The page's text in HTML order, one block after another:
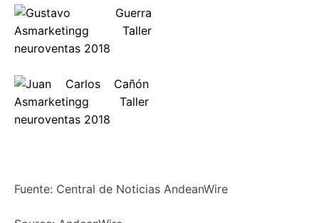
Fuente: Central de Noticias AndeanWire